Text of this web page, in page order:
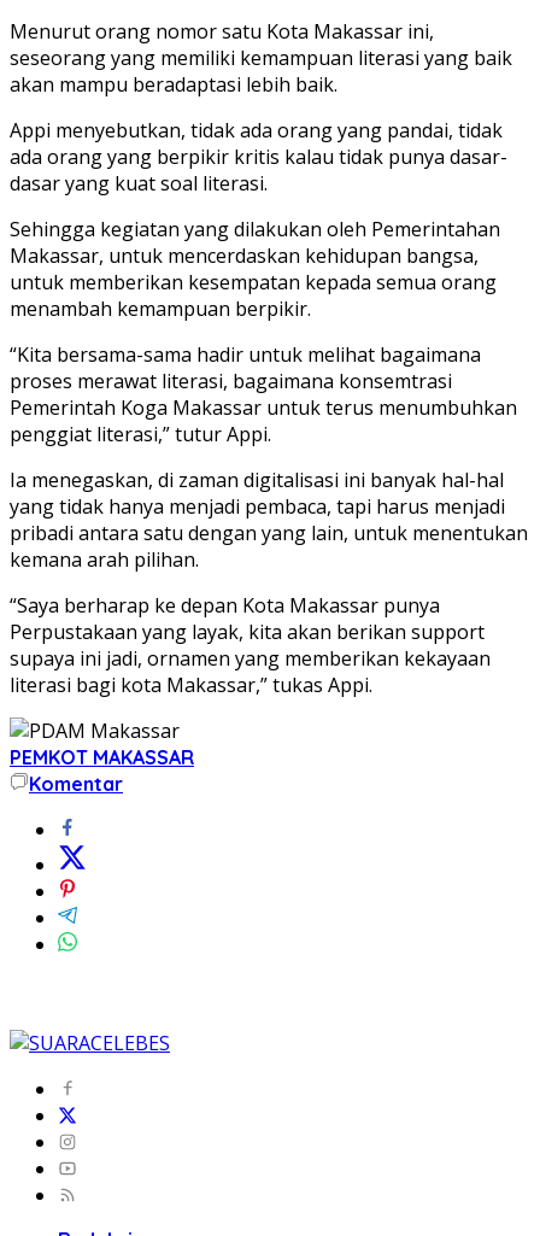
Menurut orang nomor satu Kota Makassar ini,
seseorang yang memiliki kemampuan literasi yang baik
akan mampu beradaptasi lebih baik.
Appi menyebutkan, tidak ada orang yang pandai, tidak
ada orang yang berpikir kritis kalau tidak punya dasar-
dasar yang kuat soal literasi.
Sehingga kegiatan yang dilakukan oleh Pemerintahan
Makassar, untuk mencerdaskan kehidupan bangsa,
untuk memberikan kesempatan kepada semua orang
menambah kemampuan berpikir.
“Kita bersama-sama hadir untuk melihat bagaimana
proses merawat literasi, bagaimana konsemtrasi
Pemerintah Koga Makassar untuk terus menumbuhkan
penggiat literasi,” tutur Appi.
Ia menegaskan, di zaman digitalisasi ini banyak hal-hal
yang tidak hanya menjadi pembaca, tapi harus menjadi
pribadi antara satu dengan yang lain, untuk menentukan
kemana arah pilihan.
“Saya berharap ke depan Kota Makassar punya
Perpustakaan yang layak, kita akan berikan support
supaya ini jadi, ornamen yang memberikan kekayaan
literasi bagi kota Makassar,” tukas Appi.
PEMKOT MAKASSAR
Komentar